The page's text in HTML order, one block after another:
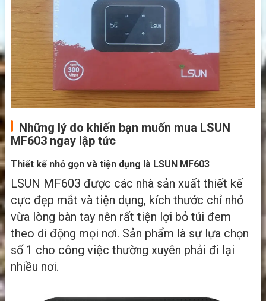
Những lý do khiến bạn muốn mua LSUN
MF603 ngay lập tức
Thiết kế nhỏ gọn và tiện dụng là LSUN MF603
LSUN MF603 được các nhà sản xuất thiết kế
cực đẹp mắt và tiện dụng, kích thước chỉ nhỏ
vừa lòng bàn tay nên rất tiện lợi bỏ túi đem
theo di động mọi nơi. Sản phẩm là sự lựa chọn
số 1 cho công việc thường xuyên phải đi lại
nhiều nơi.